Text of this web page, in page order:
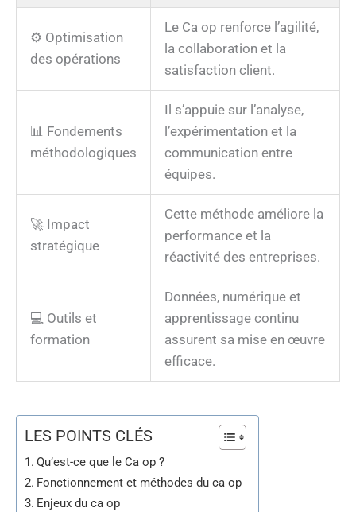
⚙️ Optimisation
des opérations
Le Ca op renforce l’agilité,
la collaboration et la
satisfaction client.
📊 Fondements
méthodologiques
Il s’appuie sur l’analyse,
l’expérimentation et la
communication entre
équipes.
🚀 Impact
stratégique
Cette méthode améliore la
performance et la
réactivité des entreprises.
💻 Outils et
formation
Données, numérique et
apprentissage continu
assurent sa mise en œuvre
efficace.
LES POINTS CLÉS
Qu’est-ce que le Ca op ?
Fonctionnement et méthodes du ca op
Enjeux du ca op